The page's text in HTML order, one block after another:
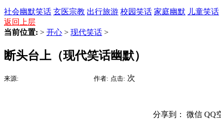
社会幽默笑话 玄医宗教 出行旅游 校园笑话 家庭幽默 儿童笑话
返回上层
当前位置: > 开心 > 现代笑话 >
断头台上（现代笑话幽默）
来源: 作者: 点击: 次
分享到： 微信 QQ